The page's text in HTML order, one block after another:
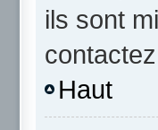
ils sont
Haut